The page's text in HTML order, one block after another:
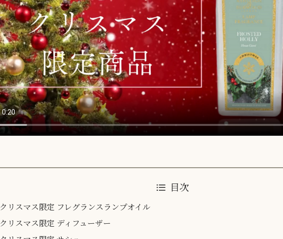
目次
クリスマス限定 フレグランスランプオイル
クリスマス限定 ディフューザー